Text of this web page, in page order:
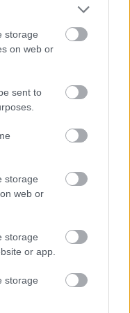
storage
on web or
sent to
storage
web or
storage
or app.
storage
σε
σας
πιο Εύκολη
σε 2
σημαντικές
αποτελέσματα